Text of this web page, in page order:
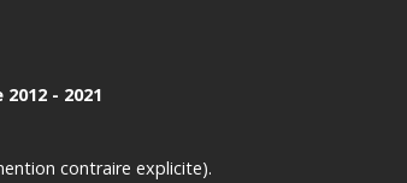
- 2021
contraire explicite).